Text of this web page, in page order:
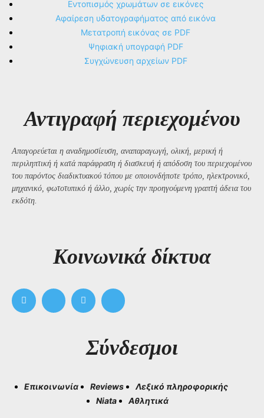
Εντοπισμός χρωμάτων σε εικόνες
Αφαίρεση υδατογραφήματος από εικόνα
Μετατροπή εικόνας σε PDF
Ψηφιακή υπογραφή PDF
Συγχώνευση αρχείων PDF
Αντιγραφή περιεχομένου
Απαγορεύεται η αναδημοσίευση, αναπαραγωγή, ολική, μερική ή
περιληπτική ή κατά παράφραση ή διασκευή ή απόδοση του περιεχομένου
του παρόντος διαδικτυακού τόπου με οποιονδήποτε τρόπο, ηλεκτρονικό,
μηχανικό, φωτοτυπικό ή άλλο, χωρίς την προηγούμενη γραπτή άδεια του
εκδότη.
Kοινωνικά δίκτυα
Σύνδεσμοι
Επικοινωνία Reviews
Λεξικό πληροφορικής
Niata
Αθλητικά